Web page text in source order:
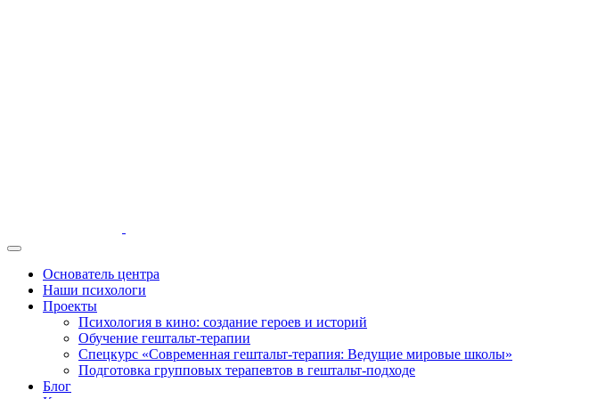
Основатель центра
Наши психологи
Проекты
Психология в кино: создание героев и историй
Обучение гештальт-терапии
Спецкурс «Современная гештальт-терапия: Ведущие мировые школы»
Подготовка групповых терапевтов в гештальт-подходе
Блог